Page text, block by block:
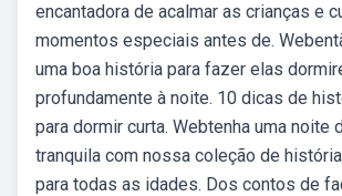
encantadora de acalmar as crianças e
momentos especiais antes de.
uma boa história para fazer elas
profundamente à noite. 10 dicas de
para dormir curta. Webtenha uma noite
tranquila com nossa coleção de
para todas as idades. Dos contos de